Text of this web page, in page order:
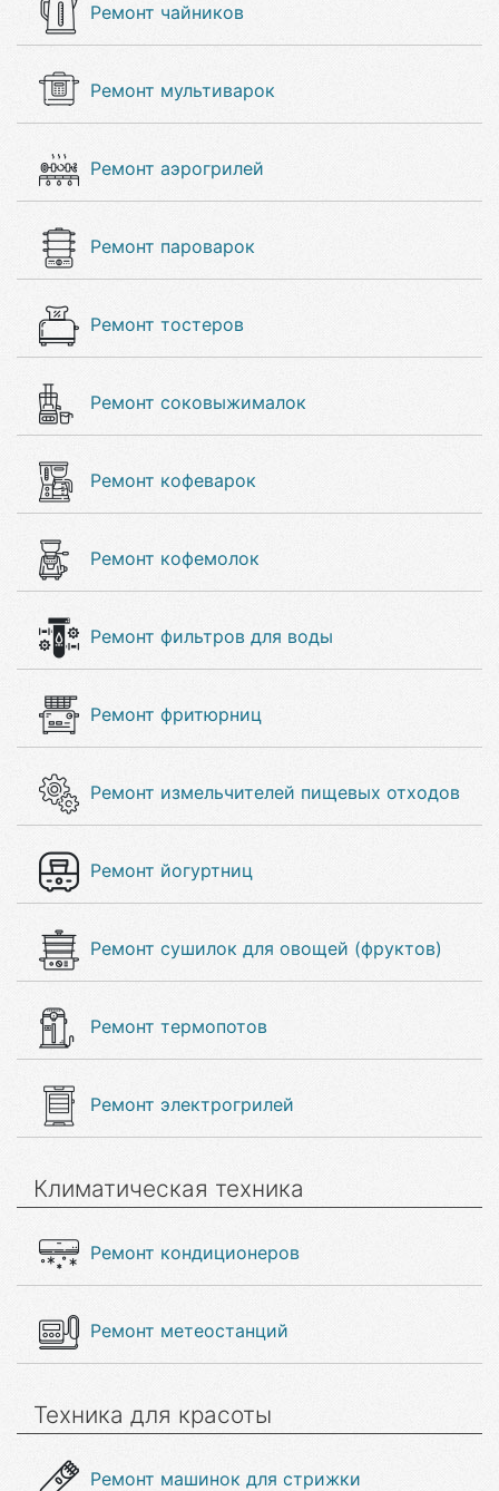
Ремонт чайников
Ремонт мультиварок
Ремонт аэрогрилей
Ремонт пароварок
Ремонт тостеров
Ремонт соковыжималок
Ремонт кофеварок
Ремонт кофемолок
Ремонт фильтров для воды
Ремонт фритюрниц
Ремонт измельчителей пищевых отходов
Ремонт йогуртниц
Ремонт сушилок для овощей (фруктов)
Ремонт термопотов
Ремонт электрогрилей
Климатическая техника
Ремонт кондиционеров
Ремонт метеостанций
Техника для красоты
Ремонт машинок для стрижки